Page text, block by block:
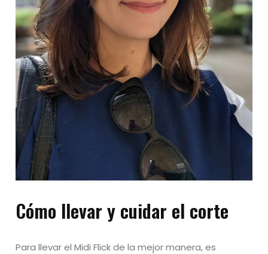
Cómo llevar y cuidar el corte
Para llevar el Midi Flick de la mejor manera, es